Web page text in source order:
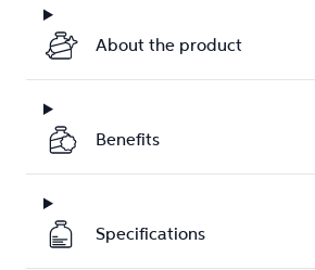
About the product
Benefits
Specifications